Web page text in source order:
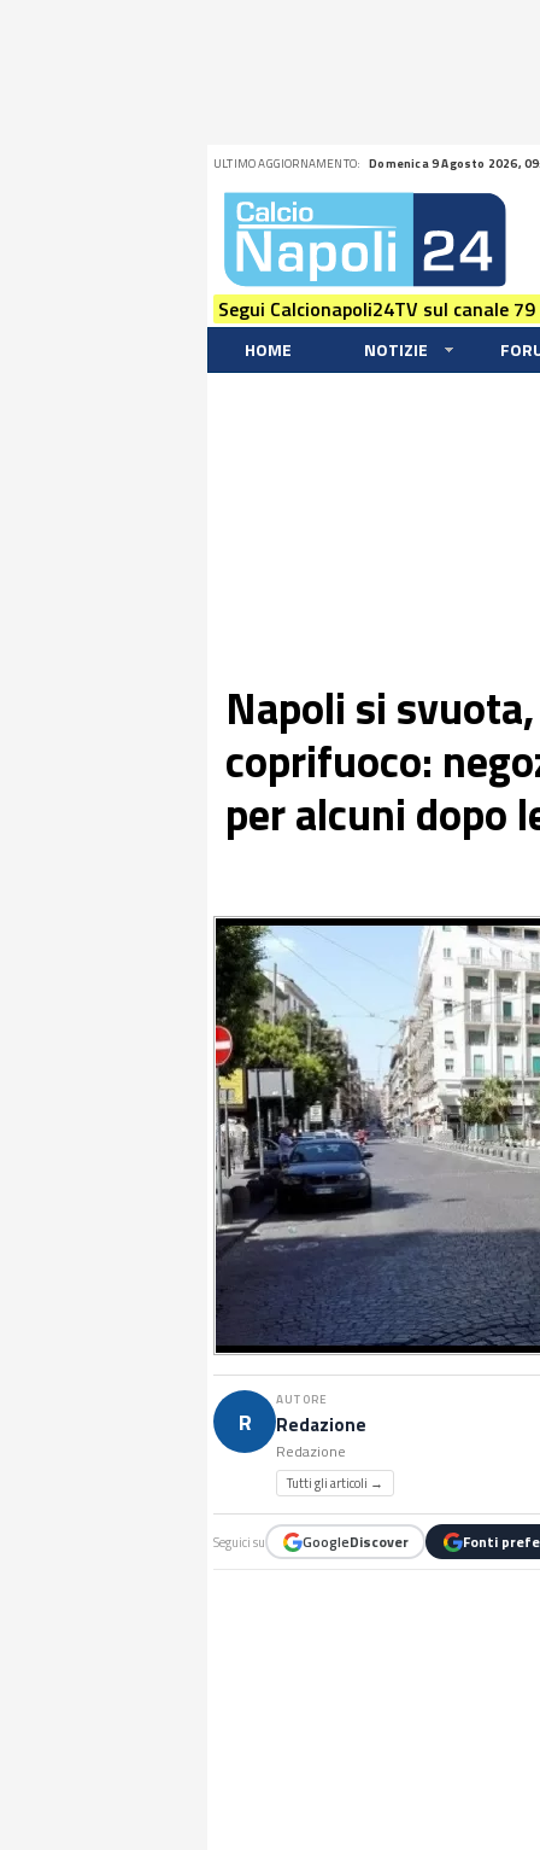
ULTIMO AGGIORNAMENTO: Domenica 9 Agosto 2026,
Segui Calcionapoli24TV sul canale
HOME NOTIZIE
Napoli si
coprifuoco:
per alcuni dopo
R
AUTORE
Redazione
Redazione
Tutti gli articoli →
Seguici su GoogleDiscover Fonti